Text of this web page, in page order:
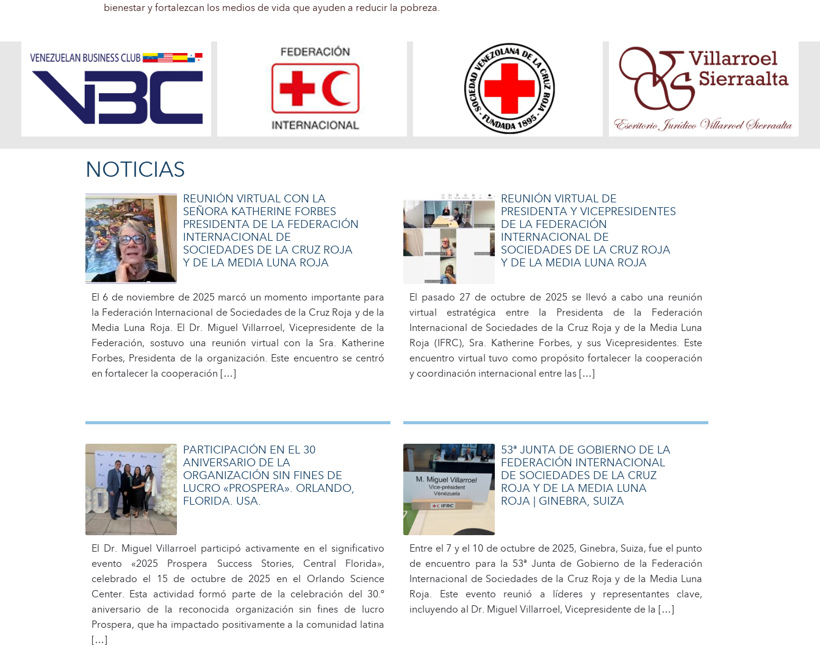
bienestar y fortalezcan los medios de vida que ayuden a reducir la pobreza.
NOTICIAS
REUNIÓN VIRTUAL CON LA
SEÑORA KATHERINE FORBES
PRESIDENTA DE LA FEDERACIÓN
INTERNACIONAL DE
SOCIEDADES DE LA CRUZ ROJA
Y DE LA MEDIA LUNA ROJA
El 6 de noviembre de 2025 marcó un momento importante para
la Federación Internacional de Sociedades de la Cruz Roja y de la
Media Luna Roja. El Dr. Miguel Villarroel, Vicepresidente de la
Federación, sostuvo una reunión virtual con la Sra. Katherine
Forbes, Presidenta de la organización. Este encuentro se centró
en fortalecer la cooperación […]
REUNIÓN VIRTUAL DE
PRESIDENTA Y VICEPRESIDENTES
DE LA FEDERACIÓN
INTERNACIONAL DE
SOCIEDADES DE LA CRUZ ROJA
Y DE LA MEDIA LUNA ROJA
El pasado 27 de octubre de 2025 se llevó a cabo una reunión
virtual estratégica entre la Presidenta de la Federación
Internacional de Sociedades de la Cruz Roja y de la Media Luna
Roja (IFRC), Sra. Katherine Forbes, y sus Vicepresidentes. Este
encuentro virtual tuvo como propósito fortalecer la cooperación
y coordinación internacional entre las […]
PARTICIPACIÓN EN EL 30
ANIVERSARIO DE LA
ORGANIZACIÓN SIN FINES DE
LUCRO «PROSPERA». ORLANDO,
FLORIDA. USA.
El Dr. Miguel Villarroel participó activamente en el significativo
evento «2025 Prospera Success Stories, Central Florida»,
celebrado el 15 de octubre de 2025 en el Orlando Science
Center. Esta actividad formó parte de la celebración del 30.º
aniversario de la reconocida organización sin fines de lucro
Prospera, que ha impactado positivamente a la comunidad latina
[…]
53ª JUNTA DE GOBIERNO DE LA
FEDERACIÓN INTERNACIONAL
DE SOCIEDADES DE LA CRUZ
ROJA Y DE LA MEDIA LUNA
ROJA | GINEBRA, SUIZA
Entre el 7 y el 10 de octubre de 2025, Ginebra, Suiza, fue el punto
de encuentro para la 53ª Junta de Gobierno de la Federación
Internacional de Sociedades de la Cruz Roja y de la Media Luna
Roja. Este evento reunió a líderes y representantes clave,
incluyendo al Dr. Miguel Villarroel, Vicepresidente de la […]